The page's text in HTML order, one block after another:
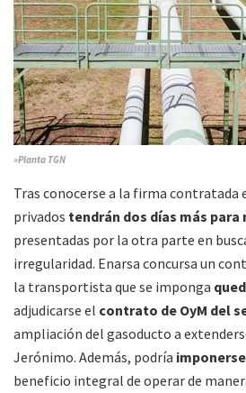
»Planta TGN
Tras conocerse a la firma contratada
privados tendrán dos días más para
presentadas por la otra parte en
irregularidad. Enarsa concursa un
la transportista que se imponga
adjudicarse el contrato de OyM del
ampliación del gasoducto a
Jerónimo. Además, podría
beneficio integral de operar de